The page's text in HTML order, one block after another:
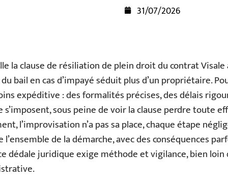
31/07/2026
la clause de résiliation de plein droit du contrat
bail en cas d’impayé séduit plus d’un propriétaire.
expéditive : des formalités précises, des délais
sous peine de voir la clause perdre toute
l’improvisation n’a pas sa place, chaque étape
de la démarche, avec des conséquences
dédale juridique exige méthode et vigilance, bien loin